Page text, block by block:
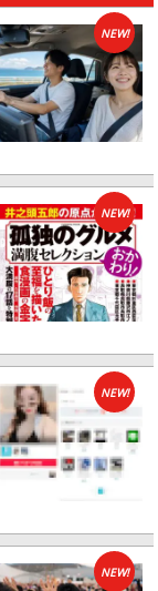
NEW!
NEW!
NEW!
NEW!